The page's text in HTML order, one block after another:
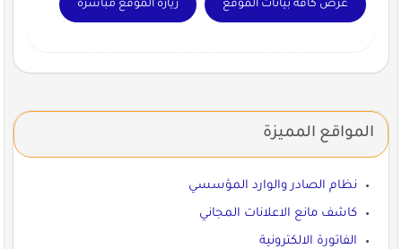
عرض كافة بيانات الموقع زيارة الموقع مباشرة
المواقع المميزة
نظام الصادر والوارد المؤسسي
كاشف مانع الاعلانات المجاني
الفاتورة الالكترونية